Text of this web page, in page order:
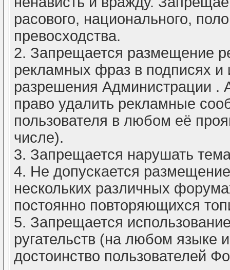
расового, национального,
превосходства.
2. Запрещается размещение
рекламных фраз в подписях и
разрешения Администрации .
право удалить рекламные
пользователя в любом её
числе).
3. Запрещается нарушать
4. Не допускается
нескольких различных
постоянно повторяющихся
5. Запрещается
ругательств (на любом языке
достоинство пользователей